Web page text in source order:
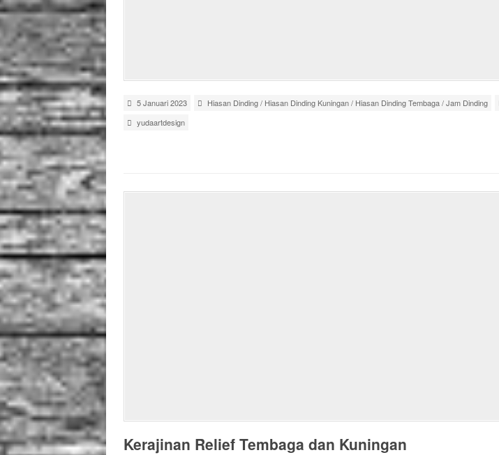
5 Januari 2023 Hiasan Dinding/ Hiasan Dinding Kuningan/ Hiasan Dinding Tembaga/Jam Dinding
yudaartdesign
Kerajinan Relief Tembaga dan Kuningan